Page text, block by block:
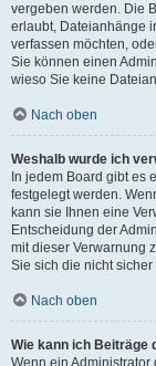
vergeben werden. Die
erlaubt, Dateianhänge
verfassen möchten,
Sie können einen
wieso Sie keine
Nach oben
Weshalb wurde ich
In jedem Board gibt es
festgelegt werden.
kann sie Ihnen eine
Entscheidung der
mit dieser Verwarnung
Sie sich die nicht
Nach oben
Wie kann ich Beiträge
Wenn ein